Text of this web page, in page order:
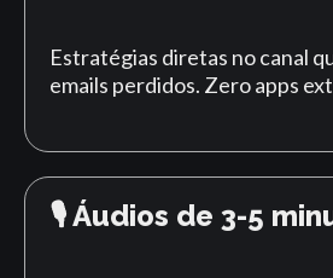
Estratégias diretas no canal
emails perdidos. Zero apps
🎙️ Áudios de 3-5